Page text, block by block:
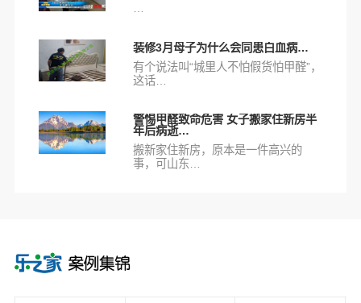
装修3月母子为什么会同患白血病…
有个说法叫“城里人不怕假货怕甲醛”，
这话…
警惕甲醛致命危害 女子搬家住新房半
年后病逝…
搬新家住新房，原本是一件高兴的
事，可山东…